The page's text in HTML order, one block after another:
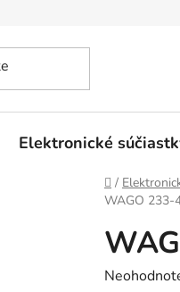
Elektronické
Domov
/
WAGO 233-
Priemerné